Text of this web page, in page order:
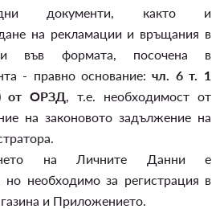
документи, както и
на рекламации и връщания в
във формата, посочена в
- правно основание: чл. 6 т. 1
от ОРЗД, т.е. необходимост от
на законовото задължение на
на Личните Данни е
но необходимо за регистрация в
и Приложението.